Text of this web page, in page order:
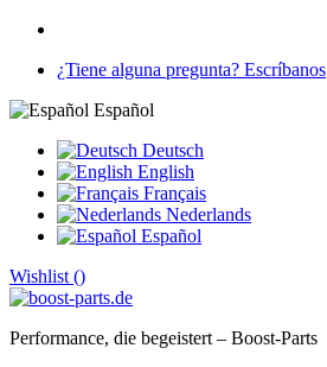
¿Tiene alguna pregunta? Escríbanos
Español
Deutsch
English
Français
Nederlands
Español
Wishlist ()
Performance, die begeistert – Boost-Parts